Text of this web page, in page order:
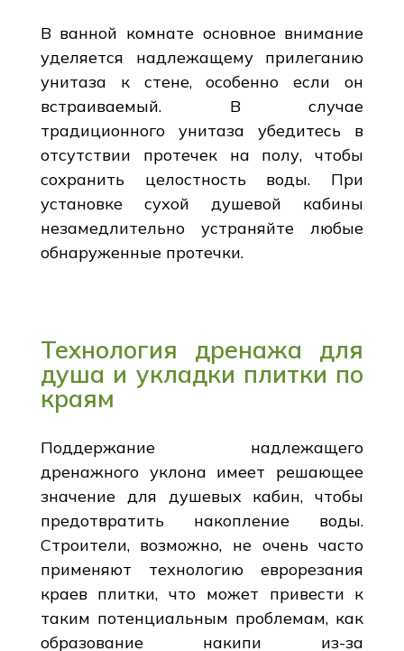
В ванной комнате основное внимание
уделяется надлежащему прилеганию
унитаза к стене, особенно если он
встраиваемый. В случае
традиционного унитаза убедитесь в
отсутствии протечек на полу, чтобы
сохранить целостность воды. При
установке сухой душевой кабины
незамедлительно устраняйте любые
обнаруженные протечки.
Технология дренажа для
душа и укладки плитки по
краям
Поддержание надлежащего
дренажного уклона имеет решающее
значение для душевых кабин, чтобы
предотвратить накопление воды.
Строители, возможно, не очень часто
применяют технологию еврорезания
краев плитки, что может привести к
таким потенциальным проблемам, как
образование накипи из-за